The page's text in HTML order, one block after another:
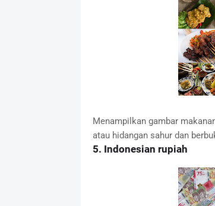
Menampilkan gambar
atau hidangan sahur dan
5. Indonesian rupiah